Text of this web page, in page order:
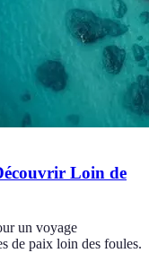
Loin de
un voyage
de paix loin des foules.